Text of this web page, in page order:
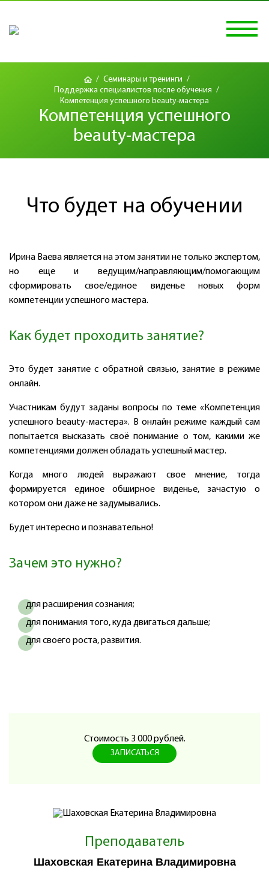
/ Семинары и тренинги /
Поддержка специалистов после обучения /
Компетенция успешного beauty-мастера
Компетенция успешного
beauty-мастера
Что будет на обучении
Ирина Ваева является на этом занятии не только экспертом,
но еще и ведущим/направляющим/помогающим
сформировать свое/единое виденье новых форм
компетенции успешного мастера.
Как будет проходить занятие?
Это будет занятие с обратной связью, занятие в режиме
онлайн.
Участникам будут заданы вопросы по теме «Компетенция
успешного beauty-мастера». В онлайн режиме каждый сам
попытается высказать своё понимание о том, какими же
компетенциями должен обладать успешный мастер.
Когда много людей выражают свое мнение, тогда
формируется единое обширное виденье, зачастую о
котором они даже не задумывались.
Будет интересно и познавательно!
Зачем это нужно?
для расширения сознания;
для понимания того, куда двигаться дальше;
для своего роста, развития.
Стоимость 3 000 рублей.
ЗАПИСАТЬСЯ
Преподаватель
Шаховская Екатерина Владимировна